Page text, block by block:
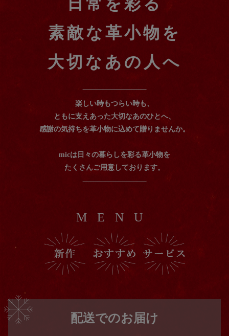
素敵な革小物を
大切なあの人へ
楽しい時もつらい時も、
ともに支えあった大切なあのひとへ、
感謝の気持ちを革小物に込めて贈りませんか。
micは日々の暮らしを彩る革小物を
たくさんご用意しております。
MENU
配送でのお届け